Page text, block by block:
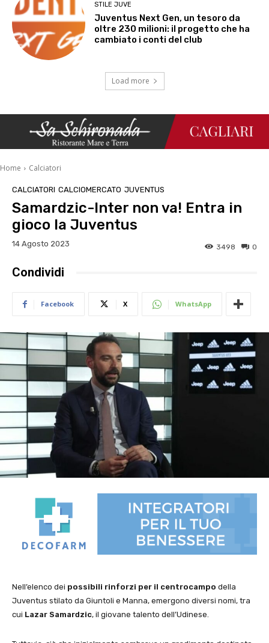
STILE JUVE
Juventus Next Gen, un tesoro da
oltre 230 milioni: il progetto che ha
cambiato i conti del club
Load more